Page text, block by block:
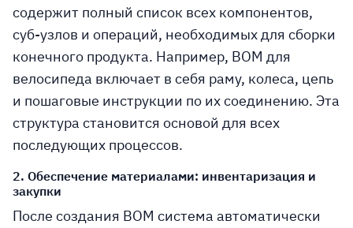
содержит полный список всех компонентов,
суб-узлов и операций, необходимых для сборки
конечного продукта. Например, BOM для
велосипеда включает в себя раму, колеса, цепь
и пошаговые инструкции по их соединению. Эта
структура становится основой для всех
последующих процессов.
2. Обеспечение материалами: инвентаризация и
закупки
После создания BOM система автоматически